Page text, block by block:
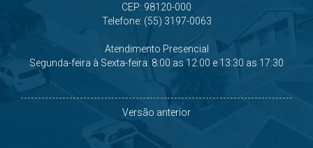
CEP: 98120-000
Telefone: (55) 3197-0063
Atendimento Presencial
Segunda-feira à Sexta-feira: 8:00 as 12:00 e 13:30 as 17:30
Versão anterior